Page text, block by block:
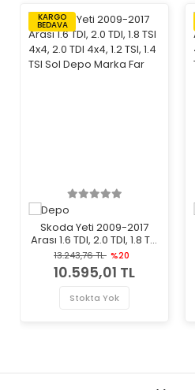
KARGO
BEDAVA
Skoda Yeti 2009-2017
Arası 1.6 TDI, 2.0 TDI, 1.8 TSI
4x4, 2.0 TDI 4x4, 1.2 TSI, 1.4
TSI Sol Depo Marka Far
13.243,76 TL %20
10.595,01 TL
Stokta Yok